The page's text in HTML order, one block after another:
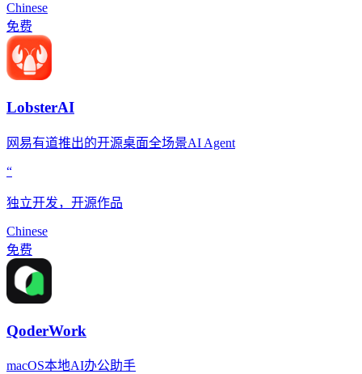
Chinese
免费
LobsterAI
网易有道推出的开源桌面全场景AI Agent
“
独立开发，开源作品
Chinese
免费
QoderWork
macOS本地AI办公助手